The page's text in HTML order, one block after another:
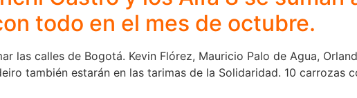
todo en el mes de octubre.
las calles de Bogotá. Kevin Flórez, Mauricio Palo de Agua,
también estarán en las tarimas de la Solidaridad. 10 carrozas